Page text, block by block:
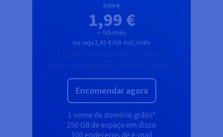
9,99 €
1,99 €
+ IVA/mês
ou seja2,45 €IVA incl./mês
Encomendar agora
1 nome de domínio grátis*
250 GB de espaço em disco